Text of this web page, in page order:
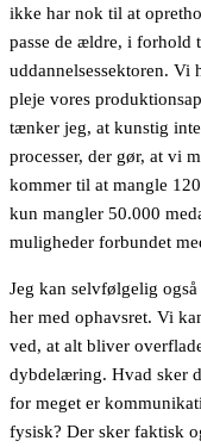
ikke har nok til at
passe de ældre, i forhold
uddannelsessektoren.
pleje vores
tænker jeg, at kunstig
processer, der gør, at vi
kommer til at mangle
kun mangler 50.000
muligheder forbundet
Jeg kan selvfølgelig
her med ophavsret. Vi
ved, at alt bliver
dybdelæring. Hvad sker
for meget er
fysisk? Der sker faktisk